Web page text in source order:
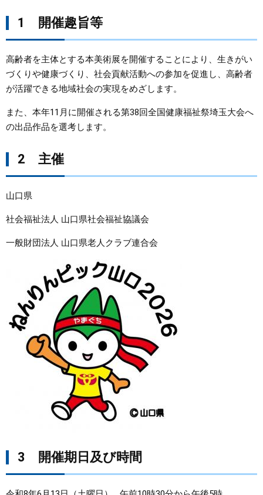
しごと・産業・観光
まちづくり
県政情報
1 開催趣旨等
高齢者を主体とする本美術展を開催することにより、生きがい
づくりや健康づくり、社会貢献活動への参加を促進し、高齢者
が活躍できる地域社会の実現をめざします。
また、本年11月に開催される第38回全国健康福祉祭埼玉大会へ
の出品作品を選考します。
2 主催
山口県
社会福祉法人 山口県社会福祉協議会
一般財団法人 山口県老人クラブ連合会 ​
3 開催期日及び時間